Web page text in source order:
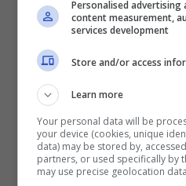
Altrimenti, il destino
conl’esonero di
Personalised
content measurement,
services development
Store and/or access
Learn more
Your personal data will be
your device (cookies, unique
data) may be stored by,
partners, or used specifically by
may use precise geolocation